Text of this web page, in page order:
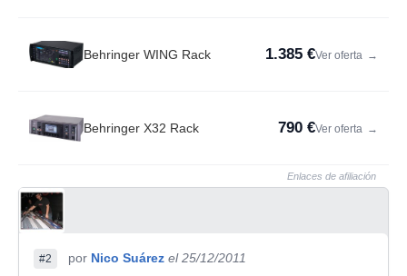
Behringer WING Rack 1.385 €Ver oferta →
Behringer X32 Rack 790 €Ver oferta →
Enlaces de afiliación
#2 por Nico Suárez el 25/12/2011